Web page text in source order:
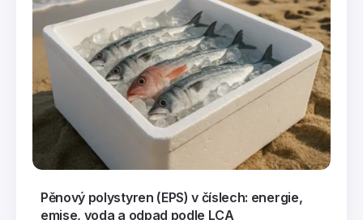
Pěnový polystyren (EPS) v číslech: energie,
emise, voda a odpad podle LCA